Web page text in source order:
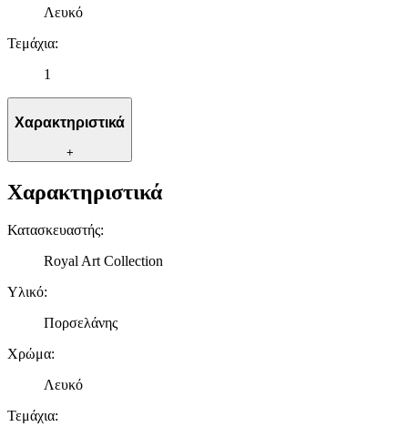
Λευκό
Τεμάχια:
1
Χαρακτηριστικά
+
Χαρακτηριστικά
Κατασκευαστής:
Royal Art Collection
Υλικό:
Πορσελάνης
Χρώμα:
Λευκό
Τεμάχια: